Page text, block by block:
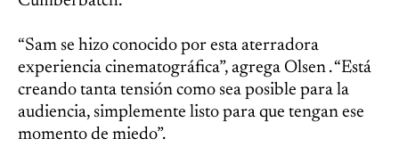
“Sam se hizo conocido por esta aterradora
experiencia cinematográfica”, agrega Olsen . “Está
creando tanta tensión como sea posible para la
audiencia, simplemente listo para que tengan ese
momento de miedo”.